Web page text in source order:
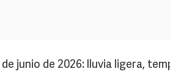
de junio de 2026: lluvia ligera,